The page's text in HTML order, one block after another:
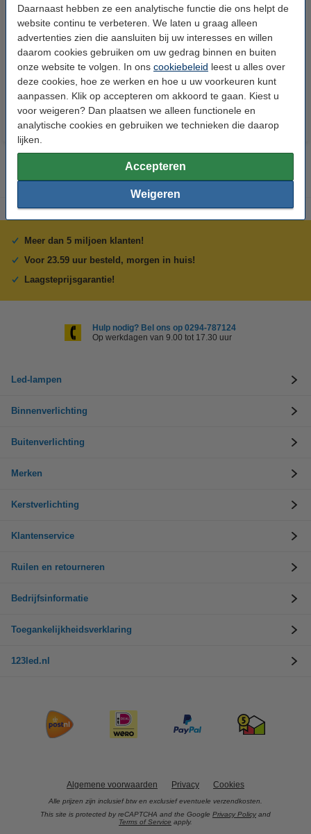
Daarnaast hebben ze een analytische functie die ons helpt de
website continu te verbeteren. We laten u graag alleen
advertenties zien die aansluiten bij uw interesses en willen
daarom cookies gebruiken om uw gedrag binnen en buiten
onze website te volgen. In ons cookiebeleid leest u alles over
deze cookies, hoe ze werken en hoe u uw voorkeuren kunt
aanpassen. Klik op accepteren om akkoord te gaan. Kiest u
voor weigeren? Dan plaatsen we alleen functionele en
analytische cookies en gebruiken we technieken die daarop
lijken.
Accepteren
Weigeren
123led LED lamp E27 | Kogel
P45 | Mat | 2.2W (25W) | 3 stuks
123led LED lamp E14 | Kogel
G35 | Mat | 2.2W (25W) | 3 stuks
€ 6,95
Meer dan 5 miljoen klanten!
Voor 23.59 uur besteld, morgen in huis!
Laagsteprijsgarantie!
Hulp nodig? Bel ons op 0294-787124
Op werkdagen van 9.00 tot 17.30 uur
Led-lampen
Binnenverlichting
Buitenverlichting
Merken
Kerstverlichting
Klantenservice
Ruilen en retourneren
Bedrijfsinformatie
Toegankelijkheidsverklaring
123led.nl
Algemene voorwaarden Privacy Cookies
Alle prijzen zijn inclusief btw en exclusief eventuele verzendkosten.
This site is protected by reCAPTCHA and the Google Privacy Policy and
Terms of Service apply.